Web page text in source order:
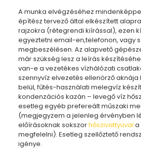
A munka elvégzéséhez
építész tervező által elkészített
rajzokra (rétegrendi kiírással), ezen
egyeztetni email-en,telefonon, vagy
megbeszélésen. Az alapvető
már szükség lesz a leírás
van-e a vezetékes vízhálózati
szennyvíz elvezetés ellenörző aknája
belül, fűtés-használati melegvíz
kondenzációs kazán – levegő víz
esetleg egyéb prefereált műszaki
(megjegyzem a jelenleg érvényben
előírásoknak sokszorhőszivattyúval a
megfelelni). Esetleg szellőztető
igénye.